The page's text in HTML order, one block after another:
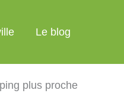
Le blog
plus proche